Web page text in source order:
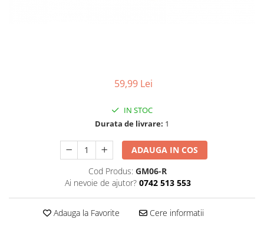
59,99 Lei
IN STOC
Durata de livrare: 1
ADAUGA IN COS
Cod Produs: GM06-R
Ai nevoie de ajutor? 0742 513 553
Adauga la Favorite Cere informatii